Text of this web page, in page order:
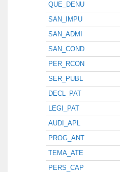
QUE_DENU
SAN_IMPU
SAN_ADMI
SAN_COND
PER_RCON
SER_PUBL
DECL_PAT
LEGI_PAT
AUDI_APL
PROG_ANT
TEMA_ATE
PERS_CAP